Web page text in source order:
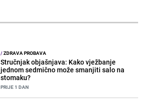
/ZDRAVA PROBAVA
Stručnjak objašnjava: Kako vježbanje
jednom sedmično može smanjiti salo na
stomaku?
PRIJE 1 DAN